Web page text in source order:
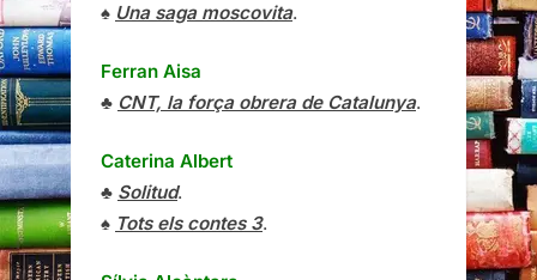
♠ Una saga moscovita.
Ferran Aisa
♣ CNT, la força obrera de Catalunya.
Caterina Albert
♣ Solitud.
♠ Tots els contes 3.